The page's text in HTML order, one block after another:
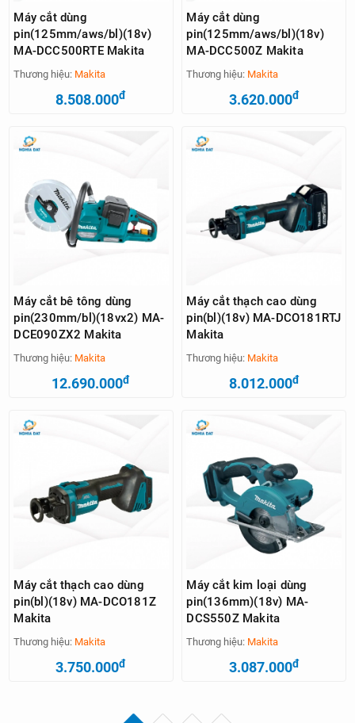
Máy cắt dùng
pin(125mm/aws/bl)(18v)
MA-DCC500RTE Makita
Thương hiệu: Makita
8.508.000đ
Máy cắt dùng
pin(125mm/aws/bl)(18v)
MA-DCC500Z Makita
Thương hiệu: Makita
3.620.000đ
Máy cắt bê tông dùng
pin(230mm/bl)(18vx2) MA-
DCE090ZX2 Makita
Thương hiệu: Makita
12.690.000đ
Máy cắt thạch cao dùng
pin(bl)(18v) MA-DCO181RTJ
Makita
Thương hiệu: Makita
8.012.000đ
Máy cắt thạch cao dùng
pin(bl)(18v) MA-DCO181Z
Makita
Thương hiệu: Makita
3.750.000đ
Máy cắt kim loại dùng
pin(136mm)(18v) MA-
DCS550Z Makita
Thương hiệu: Makita
3.087.000đ